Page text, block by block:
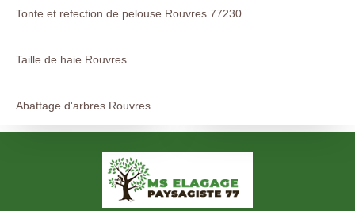
Tonte et refection de pelouse Rouvres 77230
Taille de haie Rouvres
Abattage d'arbres Rouvres